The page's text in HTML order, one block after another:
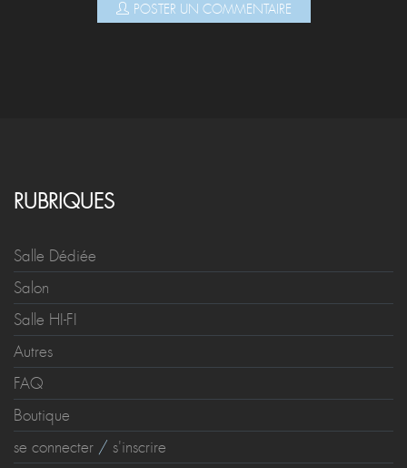
POSTER UN COMMENTAIRE
RUBRIQUES
Salle Dédiée
Salon
Salle HI-FI
Autres
FAQ
Boutique
se connecter / s'inscrire